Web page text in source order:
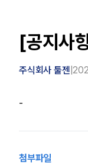
[공지사
주식회사 툴젠 |
-
첨부파일